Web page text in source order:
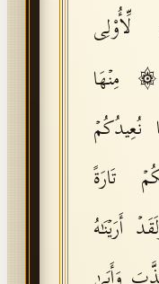
لِّأُو۟لِی
۞ مِنۡهَا
نُعِیدُكُمۡ
تَارَةً
أَرَیۡنَـٰهُ